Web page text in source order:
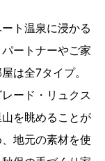
ト温泉に浸かる
ートナーやご家
は全7タイプ。
ード・リュクス
を眺めることが
地元の素材を使